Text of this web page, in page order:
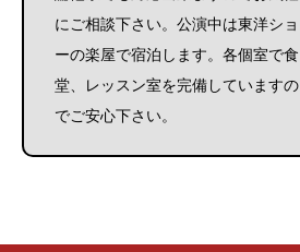
にご相談下さい。公演中は東洋ショ
ーの楽屋で宿泊します。各個室で食
堂、レッスン室を完備していますの
でご安心下さい。